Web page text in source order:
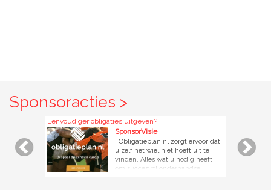
Sponsoracties >
Eenvoudiger obligaties uitgeven?
SponsorVisie
Obligatieplan.nl zorgt ervoor dat
u zelf het wiel niet hoeft uit te
vinden. Alles wat u nodig heeft
om succesvol onderhandse